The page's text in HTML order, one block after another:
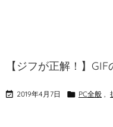
【ジフが正解！】
 2019年4月7日  PC全般 ,